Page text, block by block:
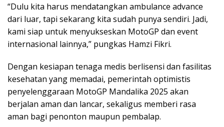
“Dulu kita harus mendatangkan ambulance advance
dari luar, tapi sekarang kita sudah punya sendiri. Jadi,
kami siap untuk menyukseskan MotoGP dan event
internasional lainnya,” pungkas Hamzi Fikri.
Dengan kesiapan tenaga medis berlisensi dan fasilitas
kesehatan yang memadai, pemerintah optimistis
penyelenggaraan MotoGP Mandalika 2025 akan
berjalan aman dan lancar, sekaligus memberi rasa
aman bagi penonton maupun pembalap.